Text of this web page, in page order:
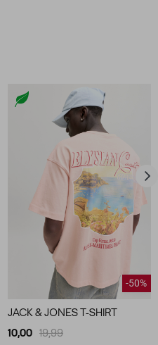
-50%
JACK & JONES T-SHIRT
10,00 19,99